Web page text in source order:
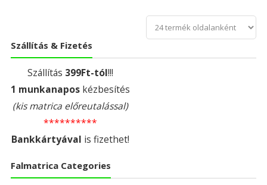
Szállítás & Fizetés
Szállítás 399Ft-tól!!!
1 munkanaposkézbesítés
(kis matrica előreutalással)
**********
Bankkártyával is fizethet!
Falmatrica Categories